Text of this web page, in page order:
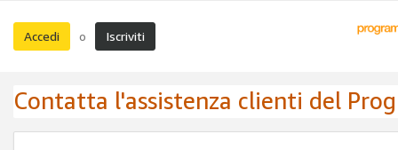
Accedi o Iscriviti
Contatta l'assistenza clienti del